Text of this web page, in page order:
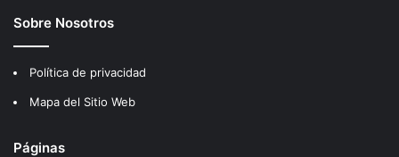
Sobre Nosotros
Política de privacidad
Mapa del Sitio Web
Páginas